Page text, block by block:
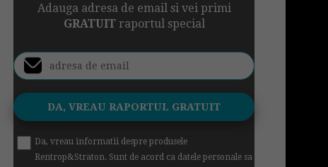
Adauga adresa de email si vei primi
GRATUITraportul special
Da, vreau informatii despre produsele
Rentrop&Straton. Sunt de acord ca datele personale sa